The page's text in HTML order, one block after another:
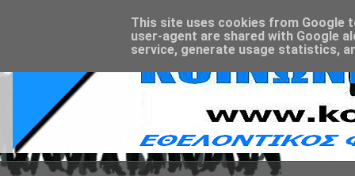
This site uses cookies from Google
user-agent are shared with Google
service, generate usage statistics,